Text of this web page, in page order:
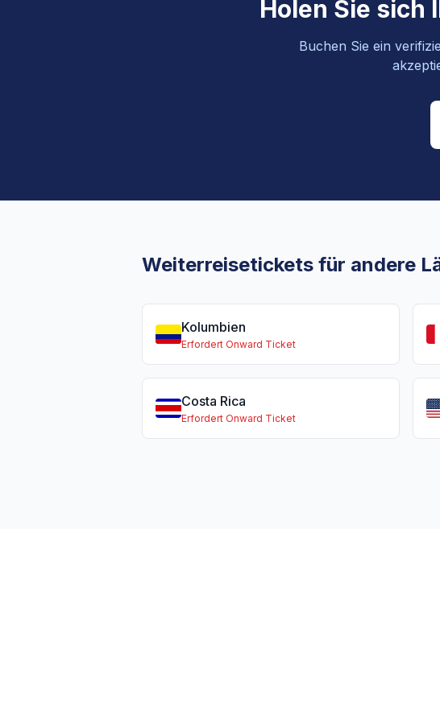
Holen Sie
Buchen Sie ein
Weiterreisetickets für andere
Kolumbien
Erfordert Onward Ticket
Costa Rica
Erfordert Onward Ticket